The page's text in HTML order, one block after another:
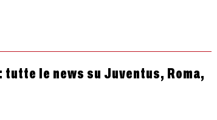
le news su Juventus, Roma,